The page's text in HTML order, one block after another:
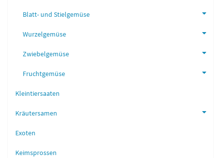
Blatt- und Stielgemüse
Wurzelgemüse
Zwiebelgemüse
Fruchtgemüse
Kleintiersaaten
Kräutersamen
Exoten
Keimsprossen